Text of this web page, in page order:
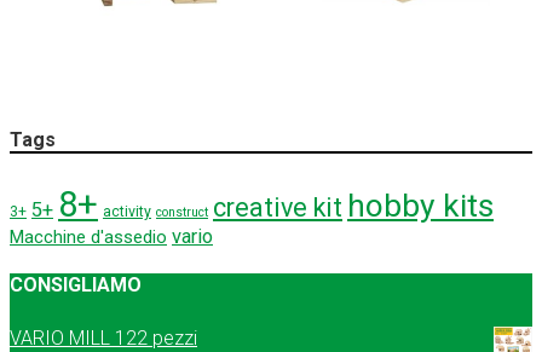
Tags
3+ 5+ 8+ activity construct creative kit hobby kits
Macchine d'assedio vario
CONSIGLIAMO
VARIO MILL 122 pezzi